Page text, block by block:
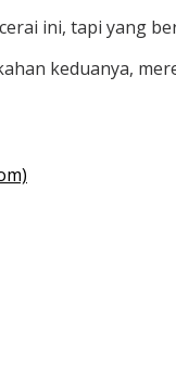
ini, tapi yang
keduanya,